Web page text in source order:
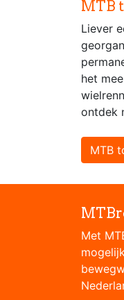
MTB
Liever
het
ontdek
MTB
Met